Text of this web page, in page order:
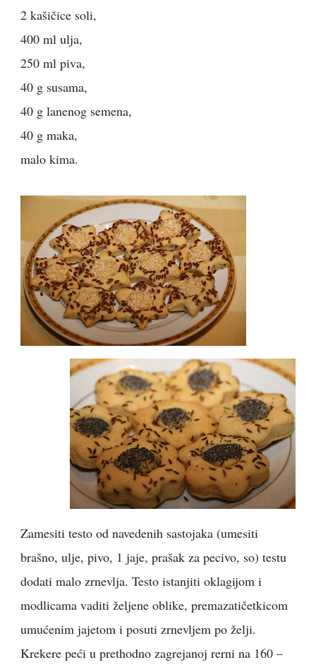
2 kašičice soli,
400 ml ulja,
250 ml piva,
40 g susama,
40 g lanenog semena,
40 g maka,
malo kima.
Zamesiti testo od navedenih sastojaka (umesiti
brašno, ulje, pivo, 1 jaje, prašak za pecivo, so) testu
dodati malo zrnevlja. Testo istanjiti oklagijom i
modlicama vaditi željene oblike, premazatičetkicom
umućenim jajetom i posuti zrnevljem po želji.
Krekere peći u prethodno zagrejanoj rerni na 160 –